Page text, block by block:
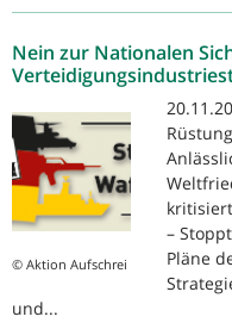
Nein zur Nationalen
© Aktion Aufschrei
–
Pläne
und...